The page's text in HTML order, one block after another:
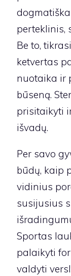
perteklinis,
Be to,
ketvertas
nuotaika ir
būseną.
prisitaikyti
išvadų.
Per savo
būdų, kaip
vidinius
susijusius
Sportas
palaikyti
valdyti